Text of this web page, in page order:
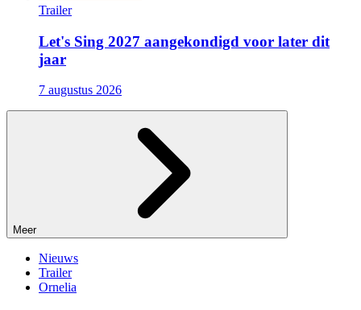
Trailer
Let's Sing 2027 aangekondigd voor later dit
jaar
7 augustus 2026
Meer
Nieuws
Trailer
Ornelia